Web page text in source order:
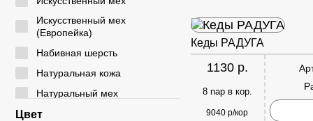
FASHION
G. ROSE
30 - 37
31 - 35
31 - 36
31 - 37
31 - 38
Резина
Резинка
Текстиль
ЭВА
Экокожа
Искусственный мех
(Европейка)
Набивная шерсть
Натуральная кожа
Натуральный мех
Натуральный мех
Цвет
Кеды РАДУГА
1130 р.
8 пар в кор.
9040 р/кор